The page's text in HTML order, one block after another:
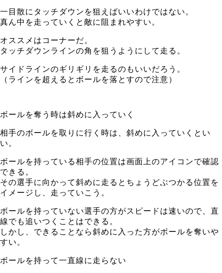
一目散にタッチダウンを狙えばいいわけではない。
真ん中を走っていくと敵に阻まれやすい。
オススメはコーナーだ。
タッチダウンラインの角を狙うようにして走る。
サイドラインのギリギリを走るのもいいだろう。
（ラインを超えるとボールを落とすので注意）
ボールを奪う時は斜めに入っていく
相手のボールを取りに行く時は、斜めに入っていくとい
い。
ボールを持っている相手の位置は画面上のアイコンで確認
できる。
その選手に向かって斜めに走るとちょうどぶつかる位置を
イメージし、走っていこう。
ボールを持っていない選手の方がスピードは速いので、直
線でも追いつくことはできる。
しかし、できることなら斜めに入った方がボールを奪いや
すい。
ボールを持って一直線に走らない